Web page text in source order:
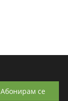
Абонирам се